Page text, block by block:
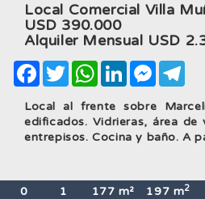
Local Comercial Villa
USD 390.000
Alquiler Mensual USD
Facebook
TwitterWhatsApp
LinkedIn
Local al frente sobre
edificados. Vidrieras, área
entrepisos. Cocina y baño. A
0
1
177 m²
197 m2